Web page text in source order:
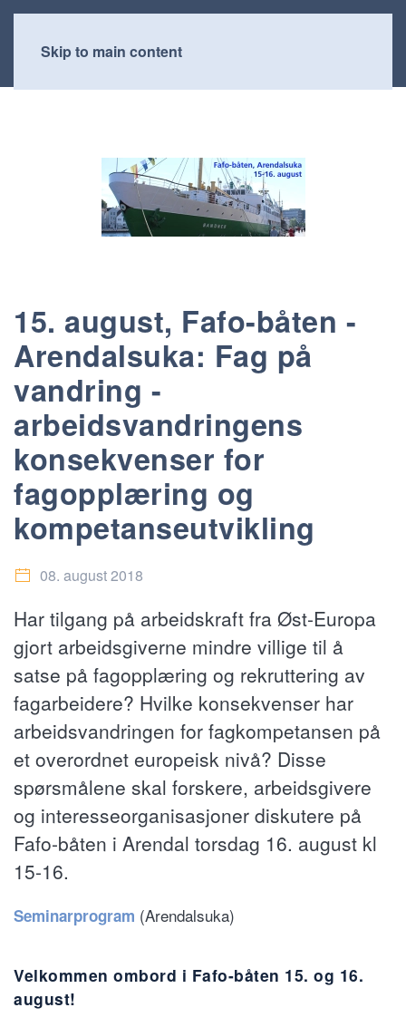
Skip to main content
15. august, Fafo-båten -
Arendalsuka: Fag på
vandring -
arbeidsvandringens
konsekvenser for
fagopplæring og
kompetanseutvikling
08. august 2018
Har tilgang på arbeidskraft fra Øst-Europa
gjort arbeidsgiverne mindre villige til å
satse på fagopplæring og rekruttering av
fagarbeidere? Hvilke konsekvenser har
arbeidsvandringen for fagkompetansen på
et overordnet europeisk nivå? Disse
spørsmålene skal forskere, arbeidsgivere
og interesseorganisasjoner diskutere på
Fafo-båten i Arendal torsdag 16. august kl
15-16.
Seminarprogram (Arendalsuka)
Velkommen ombord i Fafo-båten 15. og 16.
august!